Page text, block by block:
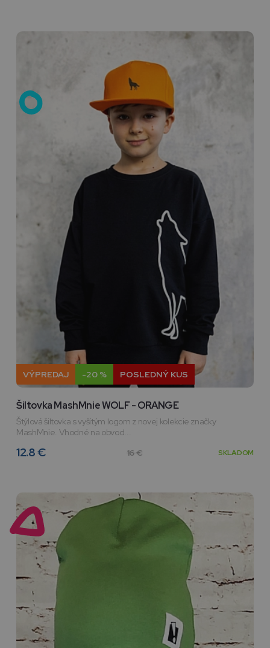
VÝPREDAJ -20 % POSLEDNÝ KUS
Šiltovka MashMnie WOLF - ORANGE
Štýlová šiltovka s vyšítým logom z novej kolekcie značky
MashMnie. Vhodné na obvod...
12.8 € 16 € SKLADOM